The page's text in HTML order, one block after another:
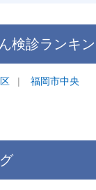
検診ランキン
福岡市中央